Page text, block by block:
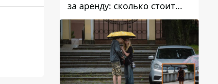
за аренду: сколько стоит
жилье в Днепропетровской
области